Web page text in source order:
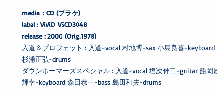
media：CD (プラケ)
label : ViViD VSCD3048
release : 2000 (Orig.1978)
入道＆プロフェット : 入道-vocal 村地博-sax 小島良喜-keyboard
杉浦正弘-drums
ダウンホーマーズスペシャル : 入道-vocal 塩次伸二-guitar 船岡
輝幸-keyboard 森田恭一-bass 島田和夫-drums